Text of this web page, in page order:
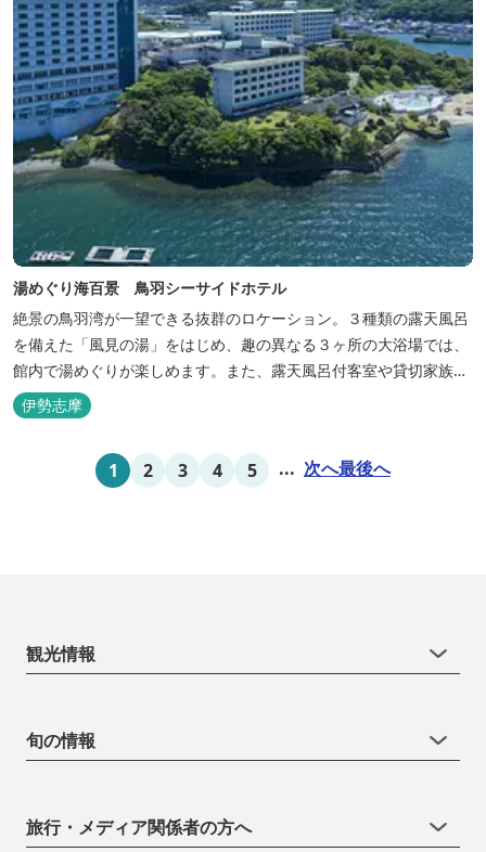
湯めぐり海百景 鳥羽シーサイドホテル
絶景の鳥羽湾が一望できる抜群のロケーション。３種類の露天風呂
を備えた「風見の湯」をはじめ、趣の異なる３ヶ所の大浴場では、
館内で湯めぐりが楽しめます。また、露天風呂付客室や貸切家族風
呂（有料）、足湯に湯上がり処などもございますので、湯浴みの一
日をお過ごしいただけます。 お料理についても、「詩季バイキン
も楽しめます、また海の幸を...
伊勢志摩
1 2 3 4 5 ... 次へ最後へ
観光情報
旬の情報
旅行・メディア関係者の方へ